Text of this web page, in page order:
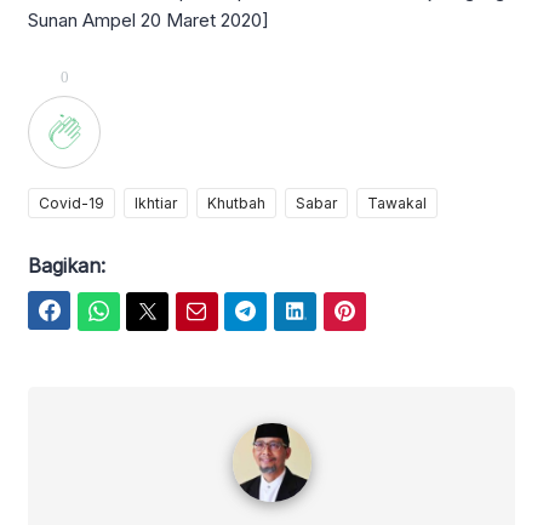
Sunan Ampel 20 Maret 2020]
0
Covid-19 Ikhtiar Khutbah Sabar Tawakal
Bagikan: